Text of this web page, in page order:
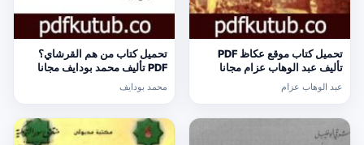
تحميل كتاب موقع عكاظ PDF
تأليف عبد الوهاب عزام مجانا
[كامل]
عبد الوهاب عزام
تحميل كتاب من هم القرشاي؟
PDF تأليف محمد بودايف مجانا
محمد بودايف